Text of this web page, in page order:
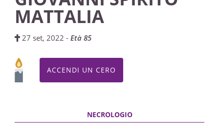
MATTALIA
27 set, 2022 -Età 85
ACCENDI UN CERO